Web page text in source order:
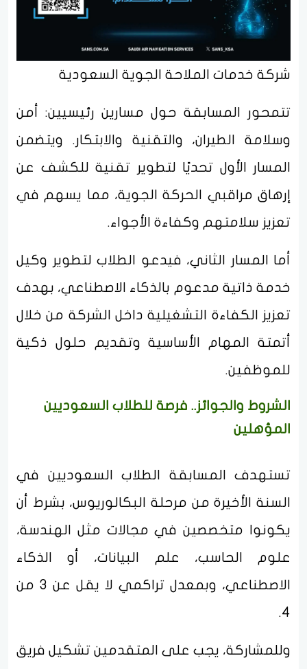
شركة خدمات الملاحة الجوية السعودية
تتمحور المسابقة حول مسارين رئيسيين: أمن
وسلامة الطيران، والتقنية والابتكار. ويتضمن
المسار الأول تحديًا لتطوير تقنية للكشف عن
إرهاق مراقبي الحركة الجوية، مما يسهم في
تعزيز سلامتهم وكفاءة الأجواء.
أما المسار الثاني، فيدعو الطلاب لتطوير وكيل
خدمة ذاتية مدعوم بالذكاء الاصطناعي، بهدف
تعزيز الكفاءة التشغيلية داخل الشركة من خلال
أتمتة المهام الأساسية وتقديم حلول ذكية
للموظفين.
الشروط والجوائز.. فرصة للطلاب السعوديين
المؤهلين
تستهدف المسابقة الطلاب السعوديين في
السنة الأخيرة من مرحلة البكالوريوس، بشرط أن
يكونوا متخصصين في مجالات مثل الهندسة،
علوم الحاسب، علم البيانات، أو الذكاء
الاصطناعي، وبمعدل تراكمي لا يقل عن 3 من
4.
وللمشاركة، يجب على المتقدمين تشكيل فريق